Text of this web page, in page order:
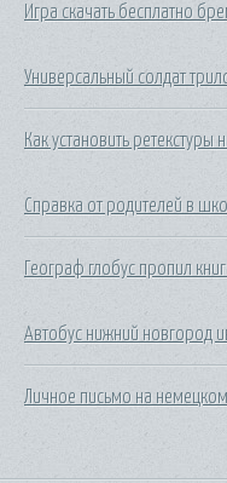
Игра скачать бесплатно
Универсальный солдат
Как установить ретекстуры
Справка от родителей в
Географ глобус пропил
Автобус нижний новгород
Личное письмо на